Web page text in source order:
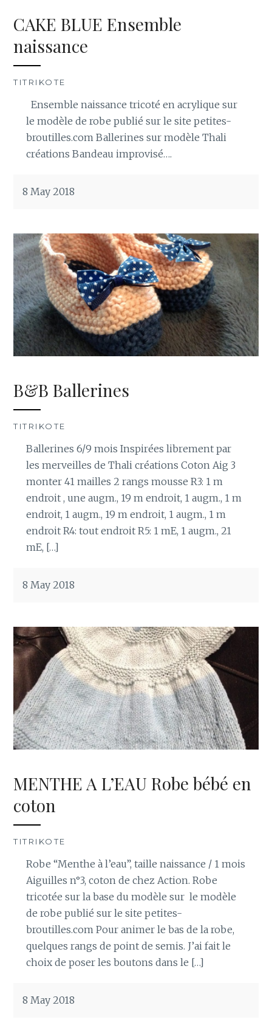
CAKE BLUE Ensemble
naissance
TITRIKOTE
Ensemble naissance tricoté en acrylique sur
le modèle de robe publié sur le site petites-
broutilles.com Ballerines sur modèle Thali
créations Bandeau improvisé….
8 May 2018
B&B Ballerines
TITRIKOTE
Ballerines 6/9 mois Inspirées librement par
les merveilles de Thali créations Coton Aig 3
monter 41 mailles 2 rangs mousse R3: 1 m
endroit , une augm., 19 m endroit, 1 augm., 1 m
endroit, 1 augm., 19 m endroit, 1 augm., 1 m
endroit R4: tout endroit R5: 1 mE, 1 augm., 21
mE, […]
8 May 2018
MENTHE A L’EAU Robe bébé en
coton
TITRIKOTE
Robe “Menthe à l’eau”, taille naissance / 1 mois
Aiguilles n°3, coton de chez Action. Robe
tricotée sur la base du modèle sur le modèle
de robe publié sur le site petites-
broutilles.com Pour animer le bas de la robe,
quelques rangs de point de semis. J’ai fait le
choix de poser les boutons dans le […]
8 May 2018